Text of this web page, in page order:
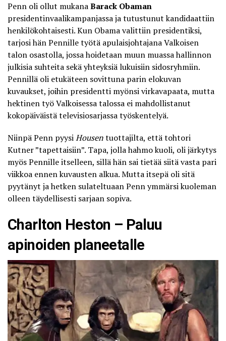
Penn oli ollut mukanaBarack Obaman
presidentinvaalikampanjassa ja tutustunut kandidaattiin
henkilökohtaisesti. Kun Obama valittiin presidentiksi,
tarjosi hän Pennille työtä apulaisjohtajana Valkoisen
talon osastolla, jossa hoidetaan muun muassa hallinnon
julkisia suhteita sekä yhteyksiä lukuisiin sidosryhmiin.
Pennillä oli etukäteen sovittuna parin elokuvan
kuvaukset, joihin presidentti myönsi virkavapaata, mutta
hektinen työ Valkoisessa talossa ei mahdollistanut
kokopäiväistä televisiosarjassa työskentelyä.
Niinpä Penn pyysiHousentuottajilta, että tohtori
Kutner ”tapettaisiin”. Tapa, jolla hahmo kuoli, oli järkytys
myös Pennille itselleen, sillä hän sai tietää siitä vasta pari
viikkoa ennen kuvausten alkua. Mutta itsepä oli sitä
pyytänyt ja hetken sulateltuaan Penn ymmärsi kuoleman
olleen täydellisesti sarjaan sopiva.
Charlton Heston – Paluu
apinoiden planeetalle